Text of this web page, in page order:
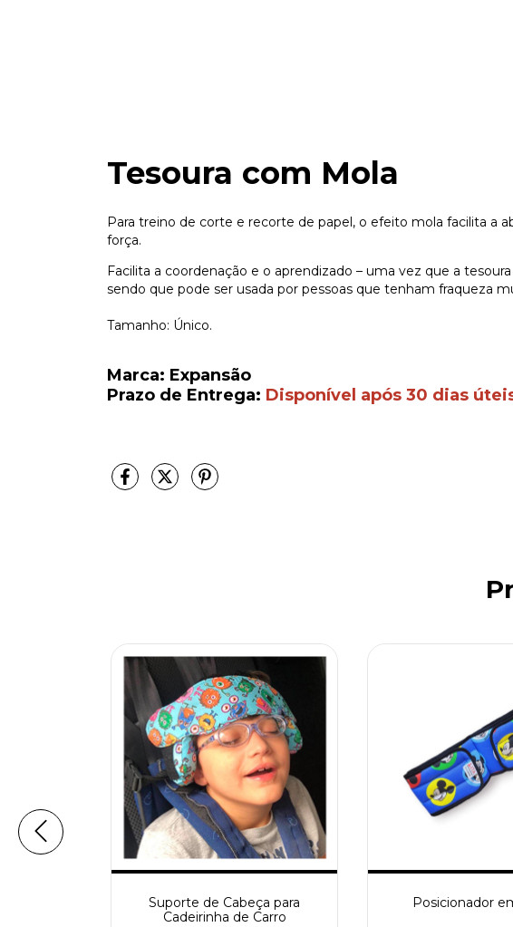
Tesoura com Mola
Para treino de corte e recorte de papel, o efeito mola facilita a
força.
Facilita a coordenação e o aprendizado – uma vez que a
sendo que pode ser usada por pessoas que tenham fraqueza
Tamanho: Único.
Marca: Expansão
Prazo de Entrega: Disponível após 30 dias
Suporte de Cabeça para
Cadeirinha de Carro
Posicionador